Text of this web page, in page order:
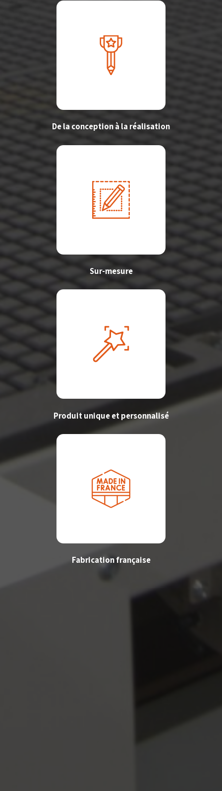
De la conception à la réalisation
Sur-mesure
Produit unique et personnalisé
Fabrication française